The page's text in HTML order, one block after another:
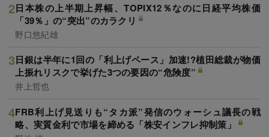
日本株の上半期上昇幅、TOPIX12％なのに日経平均株価
「39％」の“突出”のカラクリ
野口悠紀雄
日銀は半年に1回の「利上げペース」加速!?植田総裁が物価
上振れリスクで挙げた3つの要因の“危険度”
井上哲也
FRB利上げ見送りも“タカ派”発信のウォーシュ議長の戦
略、実質金利で市場を締める「株安インフレ抑制策」